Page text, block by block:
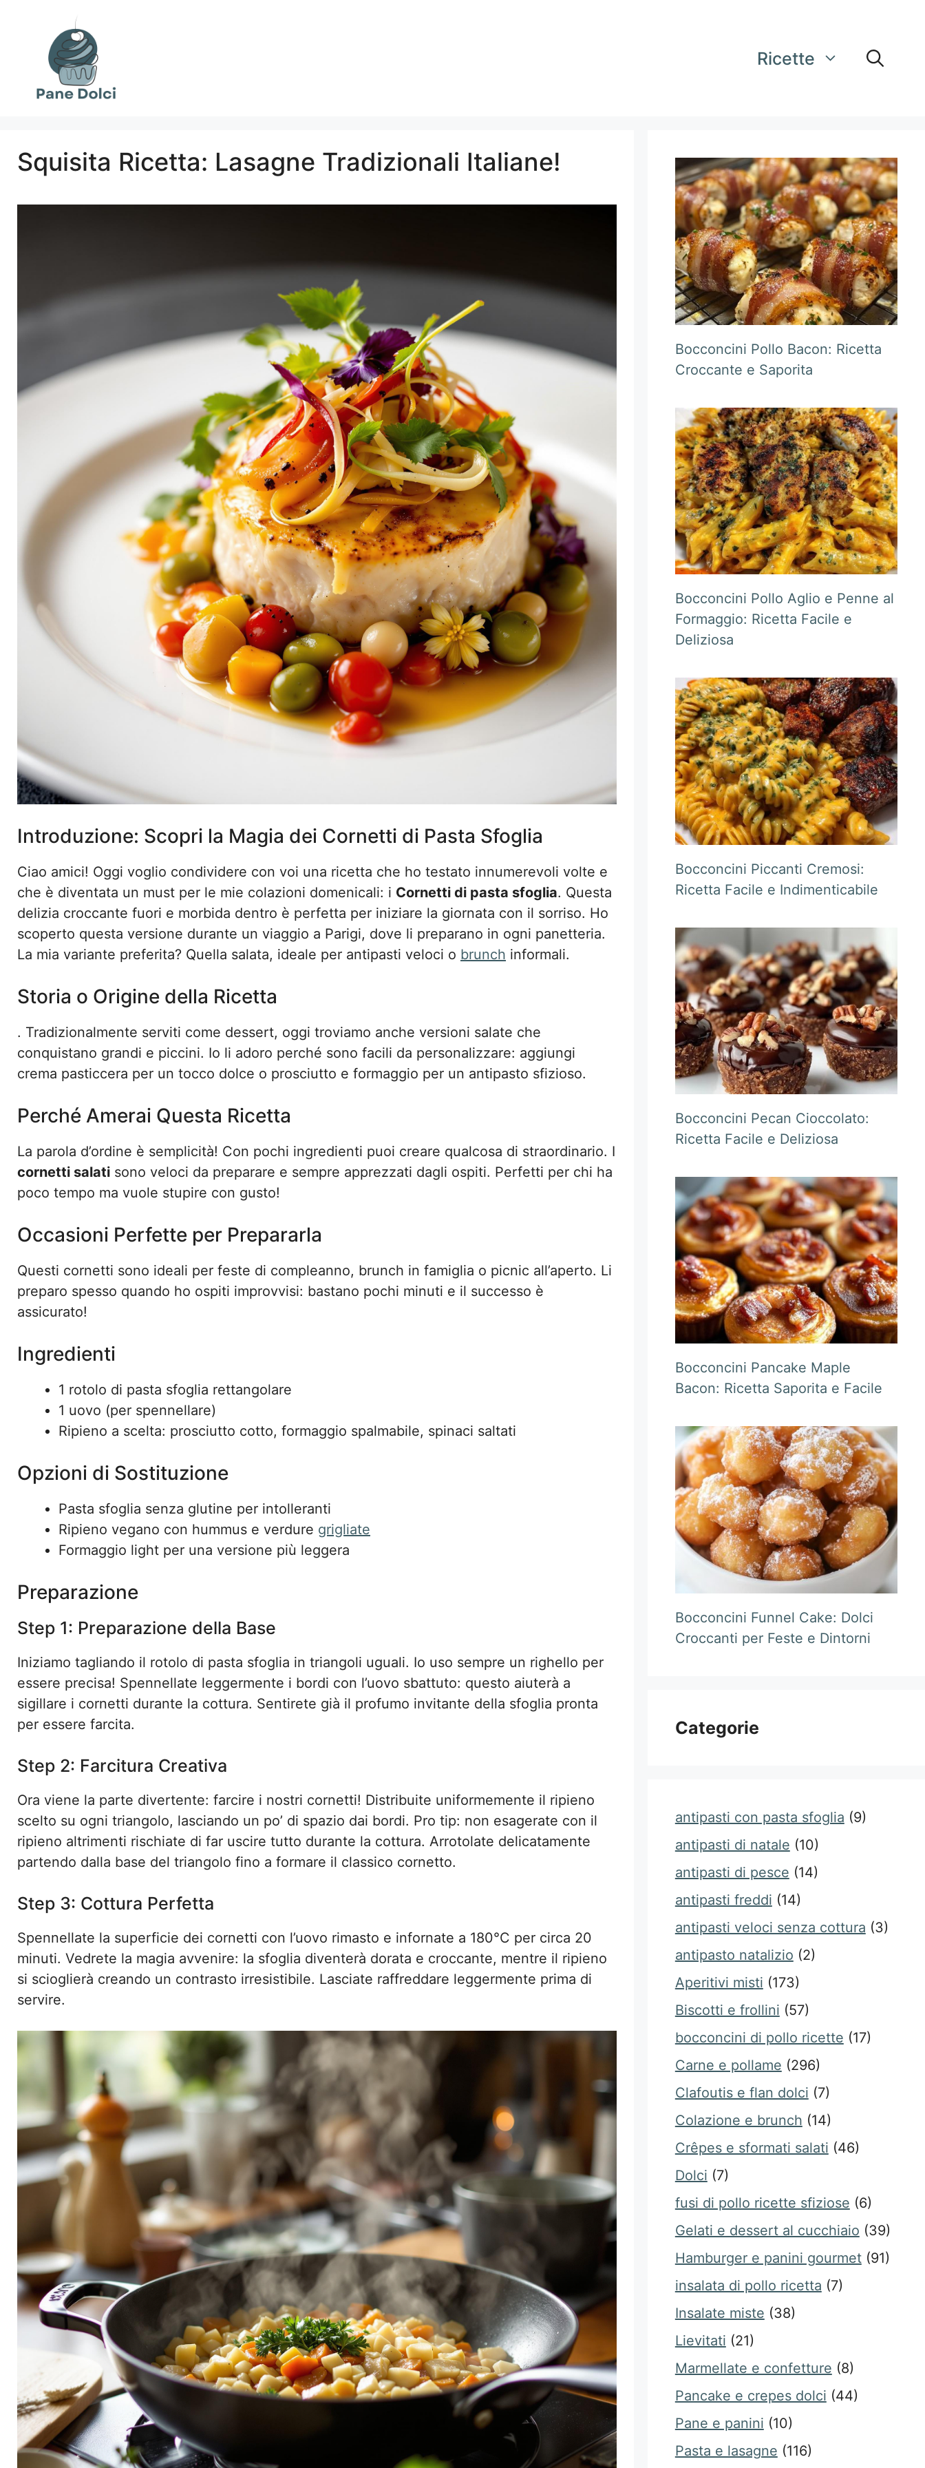
contenuto
Ricette
Squisita Ricetta: Lasagne Tradizionali Italiane!
Introduzione: Scopri la Magia dei Cornetti di Pasta Sfoglia
Ciao amici! Oggi voglio condividere con voi una ricetta che ho testato innumerevoli volte e
che è diventata un must per le mie colazioni domenicali: i Cornetti di pasta sfoglia. Questa
delizia croccante fuori e morbida dentro è perfetta per iniziare la giornata con il sorriso. Ho
scoperto questa versione durante un viaggio a Parigi, dove li preparano in ogni panetteria.
La mia variante preferita? Quella salata, ideale per antipasti veloci o brunch informali.
Storia o Origine della Ricetta
. Tradizionalmente serviti come dessert, oggi troviamo anche versioni salate che
conquistano grandi e piccini. Io li adoro perché sono facili da personalizzare: aggiungi
crema pasticcera per un tocco dolce o prosciutto e formaggio per un antipasto sfizioso.
Perché Amerai Questa Ricetta
La parola d’ordine è semplicità! Con pochi ingredienti puoi creare qualcosa di straordinario. I
cornetti salati sono veloci da preparare e sempre apprezzati dagli ospiti. Perfetti per chi ha
poco tempo ma vuole stupire con gusto!
Occasioni Perfette per Prepararla
Questi cornetti sono ideali per feste di compleanno, brunch in famiglia o picnic all’aperto. Li
preparo spesso quando ho ospiti improvvisi: bastano pochi minuti e il successo è
assicurato!
Ingredienti
1 rotolo di pasta sfoglia rettangolare
1 uovo (per spennellare)
Ripieno a scelta: prosciutto cotto, formaggio spalmabile, spinaci saltati
Opzioni di Sostituzione
Pasta sfoglia senza glutine per intolleranti
Ripieno vegano con hummus e verdure grigliate
Formaggio light per una versione più leggera
Preparazione
Step 1: Preparazione della Base
Iniziamo tagliando il rotolo di pasta sfoglia in triangoli uguali. Io uso sempre un righello per
essere precisa! Spennellate leggermente i bordi con l’uovo sbattuto: questo aiuterà a
sigillare i cornetti durante la cottura. Sentirete già il profumo invitante della sfoglia pronta
per essere farcita.
Step 2: Farcitura Creativa
Ora viene la parte divertente: farcire i nostri cornetti! Distribuite uniformemente il ripieno
scelto su ogni triangolo, lasciando un po’ di spazio dai bordi. Pro tip: non esagerate con il
ripieno altrimenti rischiate di far uscire tutto durante la cottura. Arrotolate delicatamente
partendo dalla base del triangolo fino a formare il classico cornetto.
Step 3: Cottura Perfetta
Spennellate la superficie dei cornetti con l’uovo rimasto e infornate a 180°C per circa 20
minuti. Vedrete la magia avvenire: la sfoglia diventerà dorata e croccante, mentre il ripieno
si scioglierà creando un contrasto irresistibile. Lasciate raffreddare leggermente prima di
servire.
Bocconcini Pollo Bacon: Ricetta
Croccante e Saporita
Bocconcini Pollo Aglio e Penne al
Formaggio: Ricetta Facile e
Deliziosa
Bocconcini Piccanti Cremosi:
Ricetta Facile e Indimenticabile
Bocconcini Pecan Cioccolato:
Ricetta Facile e Deliziosa
Bocconcini Pancake Maple
Bacon: Ricetta Saporita e Facile
Bocconcini Funnel Cake: Dolci
Croccanti per Feste e Dintorni
Categorie
antipasti con pasta sfoglia (9)
antipasti di natale (10)
antipasti di pesce (14)
antipasti freddi (14)
antipasti veloci senza cottura (3)
antipasto natalizio (2)
Aperitivi misti (173)
Biscotti e frollini (57)
bocconcini di pollo ricette (17)
Carne e pollame (296)
Clafoutis e flan dolci (7)
Colazione e brunch (14)
Crêpes e sformati salati (46)
Dolci (7)
fusi di pollo ricette sfiziose (6)
Gelati e dessert al cucchiaio (39)
Hamburger e panini gourmet(91)
insalata di pollo ricetta (7)
Insalate miste (38)
Lievitati (21)
Marmellate e confetture (8)
Pancake e crepes dolci (44)
Pane e panini (10)
Pasta e lasagne (116)